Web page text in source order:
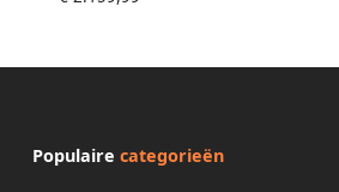
Populairecategorieën